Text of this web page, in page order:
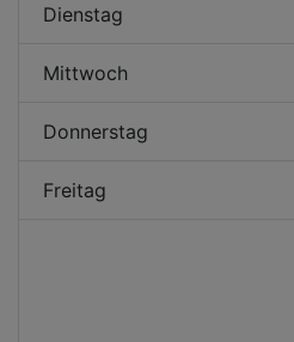
Dienstag
Mittwoch
Donnerstag
Freitag